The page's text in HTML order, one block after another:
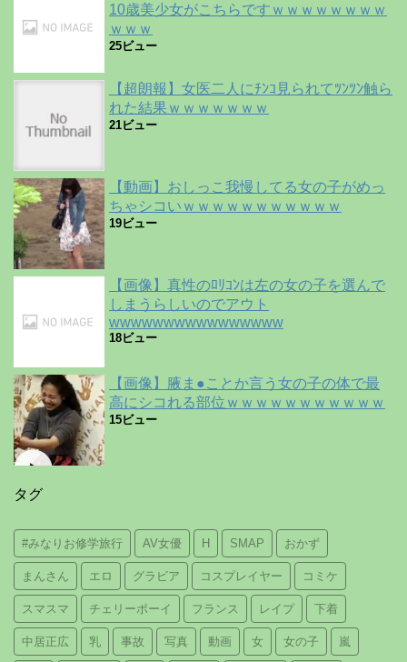
10歳美少女がこちらですｗｗｗｗｗｗｗｗ
ｗｗｗ
25ビュー
【超朗報】女医二人にﾁﾝｺ見られてﾂﾝﾂﾝ触ら
れた結果ｗｗｗｗｗｗｗ
21ビュー
【動画】おしっこ我慢してる女の子がめっ
ちゃシコいｗｗｗｗｗｗｗｗｗｗｗ
19ビュー
【画像】真性のﾛﾘｺﾝは左の女の子を選んで
しまうらしいのでアウト
wwwwwwwwwwwwwwww
18ビュー
【画像】腋ま●ことか言う女の子の体で最
高にシコれる部位ｗｗｗｗｗｗｗｗｗｗｗ
15ビュー
タグ
#みなりお修学旅行 AV女優 H SMAP おかず
まんさん エロ グラビア コスプレイヤー コミケ
スマスマ チェリーボーイ フランス レイプ 下着
中居正広 乳 事故 写真 動画 女 女の子 嵐